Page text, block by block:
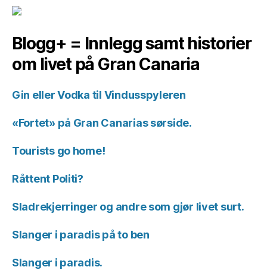
Blogg+ = Innlegg samt historier
om livet på Gran Canaria
Gin eller Vodka til Vindusspyleren
«Fortet» på Gran Canarias sørside.
Tourists go home!
Råttent Politi?
Sladrekjerringer og andre som gjør livet surt.
Slanger i paradis på to ben
Slanger i paradis.